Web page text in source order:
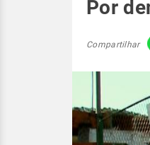
Por
Compartilhar